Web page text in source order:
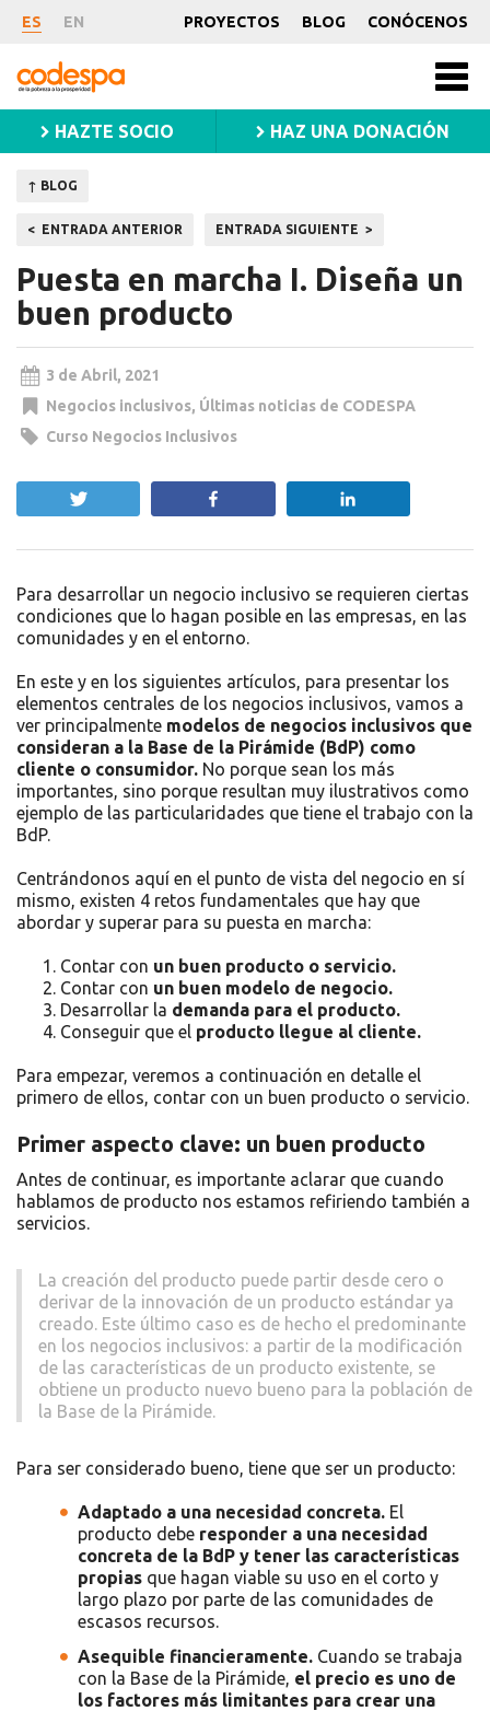
Noticia
ES EN PROYECTOS BLOG CONÓCENOS
CODESPA
HAZTE SOCIO HAZ UNA DONACIÓN
↑ BLOG
Navegación
de
entradas
ENTRADA ANTERIOR ENTRADA SIGUIENTE
Puesta en marcha I. Diseña un
buen producto
3 de Abril, 2021
Negocios inclusivos, Últimas noticias de CODESPA
Curso Negocios Inclusivos
Para desarrollar un negocio inclusivo se requieren ciertas
condiciones que lo hagan posible en las empresas, en las
comunidades y en el entorno.
En este y en los siguientes artículos, para presentar los
elementos centrales de los negocios inclusivos, vamos a
ver principalmente modelos de negocios inclusivos que
consideran a la Base de la Pirámide (BdP) como
cliente o consumidor. No porque sean los más
importantes, sino porque resultan muy ilustrativos como
ejemplo de las particularidades que tiene el trabajo con la
BdP.
Centrándonos aquí en el punto de vista del negocio en sí
mismo, existen 4 retos fundamentales que hay que
abordar y superar para su puesta en marcha:
Contar con un buen producto o servicio.
Contar con un buen modelo de negocio.
Desarrollar la demanda para el producto.
Conseguir que el producto llegue al cliente.
Para empezar, veremos a continuación en detalle el
primero de ellos, contar con un buen producto o servicio.
Primer aspecto clave: un buen producto
Antes de continuar, es importante aclarar que cuando
hablamos de producto nos estamos refiriendo también a
servicios.
La creación del producto puede partir desde cero o
derivar de la innovación de un producto estándar ya
creado. Este último caso es de hecho el predominante
en los negocios inclusivos: a partir de la modificación
de las características de un producto existente, se
obtiene un producto nuevo bueno para la población de
la Base de la Pirámide.
Para ser considerado bueno, tiene que ser un producto:
Adaptado a una necesidad concreta. El
producto debe responder a una necesidad
concreta de la BdP y tener las características
propias que hagan viable su uso en el corto y
largo plazo por parte de las comunidades de
escasos recursos.
Asequible financieramente. Cuando se trabaja
con la Base de la Pirámide, el precio es uno de
los factores más limitantes para crear una